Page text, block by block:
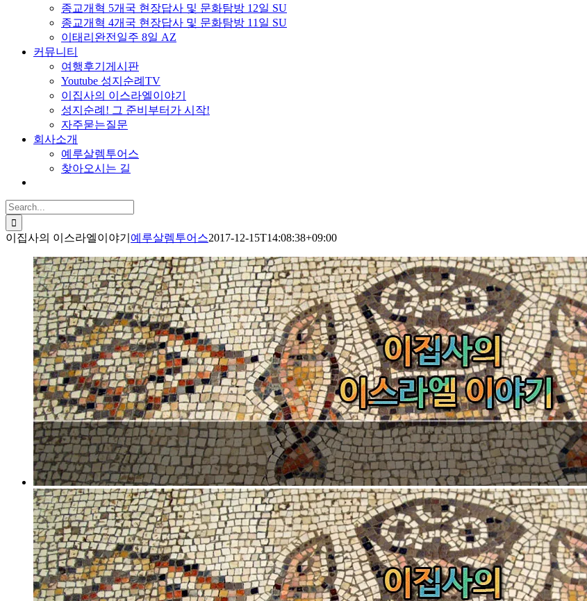
종교개혁 5개국 현장답사 및 문화탐방 12일 SU
종교개혁 4개국 현장답사 및 문화탐방 11일 SU
이태리완전일주 8일 AZ
커뮤니티
여행후기게시판
Youtube 성지순례TV
이집사의 이스라엘이야기
성지순례! 그 준비부터가 시작!
자주묻는질문
회사소개
예루살렘투어스
찾아오시는 길
Search
for:
이집사의 이스라엘이야기 예루살렘투어스2017-12-15T14:08:38+09:00